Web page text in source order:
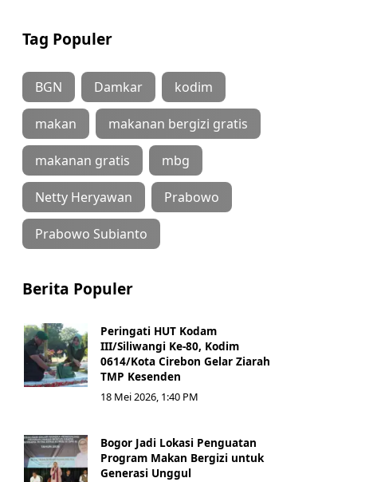
Tag Populer
BGN Damkar kodim
makan makanan bergizi gratis
makanan gratis mbg
Netty Heryawan Prabowo
Prabowo Subianto
Berita Populer
Peringati HUT Kodam
III/Siliwangi Ke-80, Kodim
0614/Kota Cirebon Gelar Ziarah
TMP Kesenden
18 Mei 2026, 1:40 PM
Bogor Jadi Lokasi Penguatan
Program Makan Bergizi untuk
Generasi Unggul